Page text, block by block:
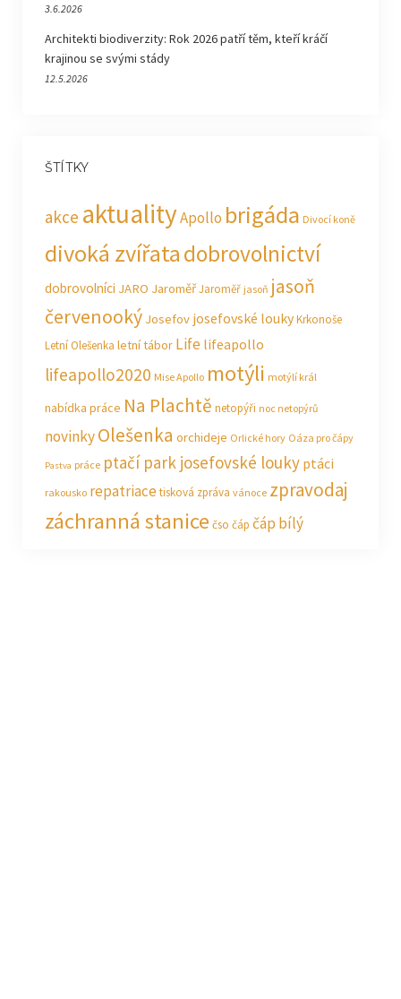
3.6.2026
Architekti biodiverzity: Rok 2026 patří těm, kteří kráčí
krajinou se svými stády
12.5.2026
ŠTÍTKY
akce aktualityApollo brigáda Divocí koně
divoká zvířatadobrovolnictví
dobrovolníci JARO JaroměřJaroměř jasoň jasoň
červenooký Josefov josefovské loukyKrkonoše
Letní Olešenka letní tábor Life lifeapollo
lifeapollo2020 Mise Apollo motýli motýlí král
nabídka práce Na Plachtě netopýři noc netopýrů
novinkyOlešenka orchideje Orlické hory Oáza pro čápy
Pastva práce ptačí park josefovské louky ptáci
rakousko repatriacetisková zpráva vánoce zpravodaj
záchranná stanice čso čáp čáp bílý